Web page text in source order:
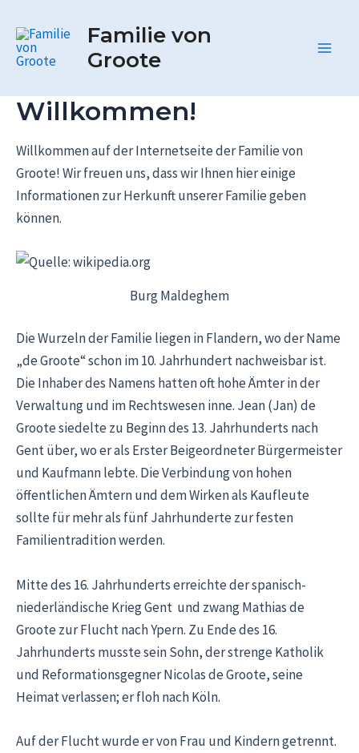
Inhalt
springen
Familie von
Groote
Willkommen!
Willkommen auf der Internetseite der Familie von
Groote! Wir freuen uns, dass wir Ihnen hier einige
Informationen zur Herkunft unserer Familie geben
können.
Burg Maldeghem
Die Wurzeln der Familie liegen in Flandern, wo der Name
„de Groote“ schon im 10. Jahrhundert nachweisbar ist.
Die Inhaber des Namens hatten oft hohe Ämter in der
Verwaltung und im Rechtswesen inne. Jean (Jan) de
Groote siedelte zu Beginn des 13. Jahrhunderts nach
Gent über, wo er als Erster Beigeordneter Bürgermeister
und Kaufmann lebte. Die Verbindung von hohen
öffentlichen Ämtern und dem Wirken als Kaufleute
sollte für mehr als fünf Jahrhunderte zur festen
Familientradition werden.
Mitte des 16. Jahrhunderts erreichte der spanisch-
niederländische Krieg Gent und zwang Mathias de
Groote zur Flucht nach Ypern. Zu Ende des 16.
Jahrhunderts musste sein Sohn, der strenge Katholik
und Reformationsgegner Nicolas de Groote, seine
Heimat verlassen; er floh nach Köln.
Auf der Flucht wurde er von Frau und Kindern getrennt.